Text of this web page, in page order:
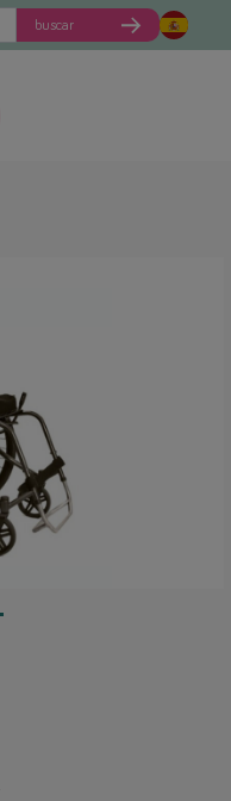
buscar